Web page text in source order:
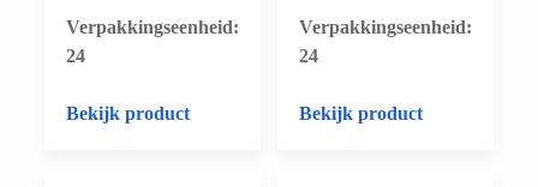
​Verpakkingseenheid:
24
Bekijk product
​Verpakkingseenheid:
24
Bekijk product